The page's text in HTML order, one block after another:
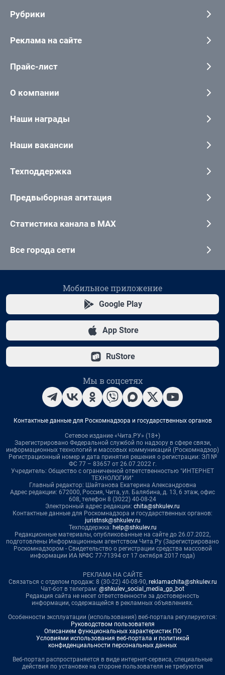
Рубрики
Реклама на сайте
Прайс-лист
О компании
Наши награды
Наши вакансии
Техподдержка
Предвыборная агитация
Статистика канала в MAX
Все города сети
Мобильное приложение
Google Play
App Store
RuStore
Мы в соцсетях
Контактные данные для Роскомнадзора и государственных органов
Сетевое издание «Чита.РУ» (18+)
Зарегистрировано Федеральной службой по надзору в сфере связи,
информационных технологий и массовых коммуникаций (Роскомнадзор)
Регистрационный номер и дата принятия решения о регистрации: ЭЛ №
ФС 77 – 83657 от 26.07.2022 г.
Учредитель: Общество с ограниченной ответственностью "ИНТЕРНЕТ
ТЕХНОЛОГИИ"
Главный редактор: Шайтанова Екатерина Александровна
Адрес редакции: 672000, Россия, Чита, ул. Балябина, д. 13, 6 этаж, офис
608, телефон 8 (3022) 40-08-24
Электронный адрес редакции: chita@shkulev.ru
Контактные данные для Роскомнадзора и государственных органов:
juristnsk@shkulev.ru
Техподдержка: help@shkulev.ru
Редакционные материалы, опубликованные на сайте до 26.07.2022,
подготовлены Информационным агентством Чита.Ру (Зарегистрировано
Роскомнадзором - Свидетельство о регистрации средства массовой
информации ИА №ФС 77-71394 от 17 октября 2017 года)
РЕКЛАМА НА САЙТЕ
Связаться с отделом продаж: 8 (30-22) 40-08-90, reklamachita@shkulev.ru
Чат-бот в телеграм: @shkulev_social_media_gp_bot
Редакция сайта не несет ответственности за достоверность
информации, содержащейся в рекламных объявлениях.
Особенности эксплуатации (использования) веб-портала регулируются:
Руководством пользователя
Описанием функциональных характеристик ПО
Условиями использования веб-портала и политикой
конфиденциальности персональных данных
Веб-портал распространяется в виде интернет-сервиса, специальные
действия по установке на стороне пользователя не требуются